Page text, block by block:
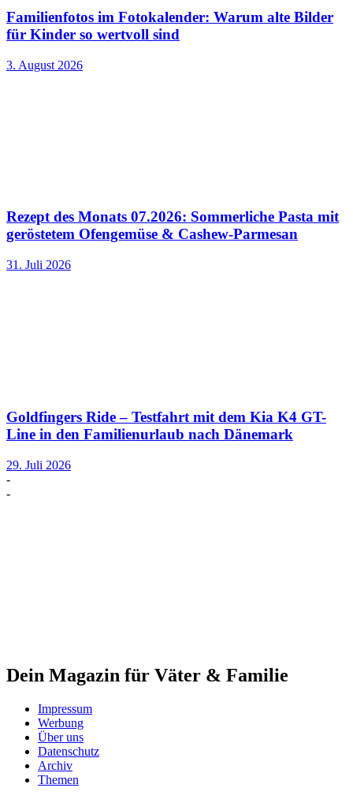
Familienfotos im Fotokalender: Warum alte Bilder
für Kinder so wertvoll sind
3. August 2026
Rezept des Monats 07.2026: Sommerliche Pasta mit
geröstetem Ofengemüse & Cashew-Parmesan
31. Juli 2026
Goldfingers Ride – Testfahrt mit dem Kia K4 GT-
Line in den Familienurlaub nach Dänemark
29. Juli 2026
-
-
Dein Magazin für Väter & Familie
Impressum
Werbung
Über uns
Datenschutz
Archiv
Themen